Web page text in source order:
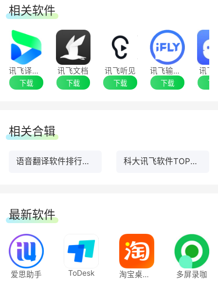
时保存。收费按照VIP的勾选服务套餐和实际会议
时长来进行结算。
软件特色
一、会议服务，因专业而赢得信赖
每天享 20 分钟免费体验时长
3.VIP服务
专业团队线上线下高效会务保障
4.术语库管理
相关软件
讯飞译制（讯飞听见字幕）
下载
讯飞文档
下载
讯飞听见
下载
讯飞输入法
下载
讯飞
下
相关合辑
语音翻译软件排行榜前10名下载 科大讯飞软件TOP前10名下载
最新软件
爱思助手 ToDesk 淘宝桌面版 多屏录咖